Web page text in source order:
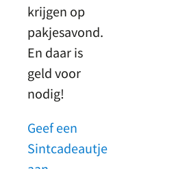
krijgen op
pakjesavond.
En daar is
geld voor
nodig!
Geef een
Sintcadeautje